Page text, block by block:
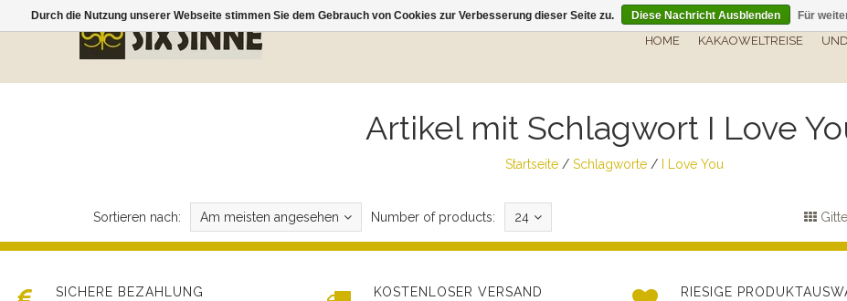
HOME KAKAOWELTREISE
Artikel mit Schlagwort I Love
Startseite/ Schlagworte/ I Love You
Sortieren nach: Am meisten angesehen Number of products: 24
SICHERE BEZAHLUNG KOSTENLOSER VERSAND RIESIGE
Durch die Nutzung unserer Webseite stimmen Sie dem Gebrauch von Cookies zur Verbesserung dieser Seite zu. Diese Nachricht Ausblenden Für